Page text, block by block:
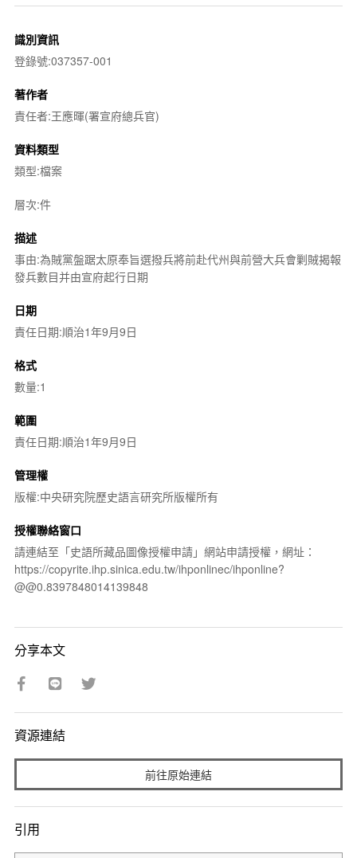
識別資訊
登錄號:037357-001
著作者
責任者:王應暉(署宣府總兵官)
資料類型
類型:檔案
層次:件
描述
事由:為賊黨盤踞太原奉旨選撥兵將前赴代州與前營大兵會剿賊揭報
發兵數目并由宣府起行日期
日期
責任日期:順治1年9月9日
格式
數量:1
範圍
責任日期:順治1年9月9日
管理權
版權:中央研究院歷史語言研究所版權所有
授權聯絡窗口
請連結至「史語所藏品圖像授權申請」網站申請授權，網址：
https://copyrite.ihp.sinica.edu.tw/ihponlinec/ihponline?
@@0.8397848014139848
分享本文
資源連結
前往原始連結
引用